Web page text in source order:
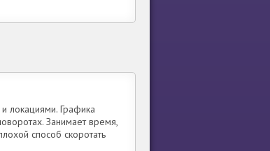
локациями. Графика
Занимает время,
способ скоротать